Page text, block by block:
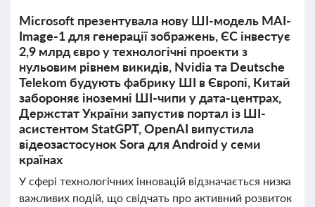
Microsoft презентувала нову ШІ-модель MAI-
Image-1 для генерації зображень, ЄС інвестує
2,9 млрд євро у технологічні проекти з
нульовим рівнем викидів, Nvidia та Deutsche
Telekom будують фабрику ШІ в Європі, Китай
забороняє іноземні ШІ-чипи у дата-центрах,
Держстат України запустив портал із ШІ-
асистентом StatGPT, OpenAI випустила
відеозастосунок Sora для Android у семи
країнах
У сфері технологічних інновацій відзначається низка
важливих подій, що свідчать про активний розвиток